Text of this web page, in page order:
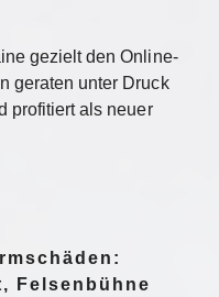
gezielt den Online-
geraten unter Druck
profitiert als neuer
Felsenbühne